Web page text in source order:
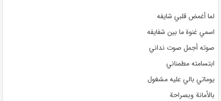
لما أغمض قلبي شايفه
اسمي غنوة ما بين شفايفه
صوته أجمل صوت نداني
ابتسامته مطمناني
يوماتي بالي عليه مشغول
بالأمانة وبصراحة